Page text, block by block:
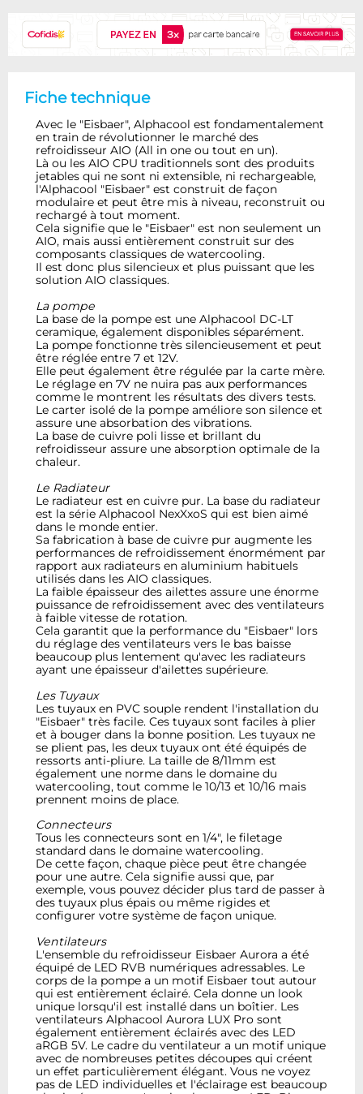
Fiche technique
Avec le "Eisbaer", Alphacool est fondamentalement
en train de révolutionner le marché des
refroidisseur AIO (All in one ou tout en un).
Là ou les AIO CPU traditionnels sont des produits
jetables qui ne sont ni extensible, ni rechargeable,
l'Alphacool "Eisbaer" est construit de façon
modulaire et peut être mis à niveau, reconstruit ou
rechargé à tout moment.
Cela signifie que le "Eisbaer" est non seulement un
AIO, mais aussi entièrement construit sur des
composants classiques de watercooling.
Il est donc plus silencieux et plus puissant que les
solution AIO classiques.
La pompe
La base de la pompe est une Alphacool DC-LT
ceramique, également disponibles séparément.
La pompe fonctionne très silencieusement et peut
être réglée entre 7 et 12V.
Elle peut également être régulée par la carte mère.
Le réglage en 7V ne nuira pas aux performances
comme le montrent les résultats des divers tests.
Le carter isolé de la pompe améliore son silence et
assure une absorbation des vibrations.
La base de cuivre poli lisse et brillant du
refroidisseur assure une absorption optimale de la
chaleur.
Le Radiateur
Le radiateur est en cuivre pur. La base du radiateur
est la série Alphacool NexXxoS qui est bien aimé
dans le monde entier.
Sa fabrication à base de cuivre pur augmente les
performances de refroidissement énormément par
rapport aux radiateurs en aluminium habituels
utilisés dans les AIO classiques.
La faible épaisseur des ailettes assure une énorme
puissance de refroidissement avec des ventilateurs
à faible vitesse de rotation.
Cela garantit que la performance du "Eisbaer" lors
du réglage des ventilateurs vers le bas baisse
beaucoup plus lentement qu'avec les radiateurs
ayant une épaisseur d'ailettes supérieure.
Les Tuyaux
Les tuyaux en PVC souple rendent l'installation du
"Eisbaer" très facile. Ces tuyaux sont faciles à plier
et à bouger dans la bonne position. Les tuyaux ne
se plient pas, les deux tuyaux ont été équipés de
ressorts anti-pliure. La taille de 8/11mm est
également une norme dans le domaine du
watercooling, tout comme le 10/13 et 10/16 mais
prennent moins de place.
Connecteurs
Tous les connecteurs sont en 1/4", le filetage
standard dans le domaine watercooling.
De cette façon, chaque pièce peut être changée
pour une autre. Cela signifie aussi que, par
exemple, vous pouvez décider plus tard de passer à
des tuyaux plus épais ou même rigides et
configurer votre système de façon unique.
Ventilateurs
L'ensemble du refroidisseur Eisbaer Aurora a été
équipé de LED RVB numériques adressables. Le
corps de la pompe a un motif Eisbaer tout autour
qui est entièrement éclairé. Cela donne un look
unique lorsqu'il est installé dans un boîtier. Les
ventilateurs Alphacool Aurora LUX Pro sont
également entièrement éclairés avec des LED
aRGB 5V. Le cadre du ventilateur a un motif unique
avec de nombreuses petites découpes qui créent
un effet particulièrement élégant. Vous ne voyez
pas de LED individuelles et l'éclairage est beaucoup